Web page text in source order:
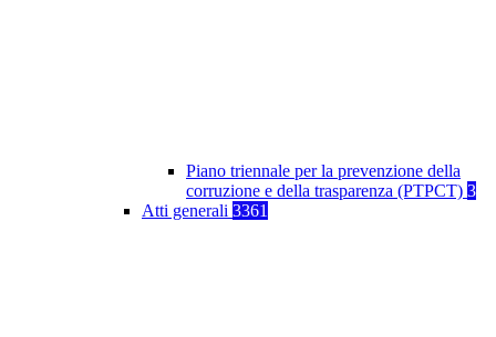
Piano triennale per la prevenzione della
corruzione e della trasparenza (PTPCT) 3
Atti generali 3361